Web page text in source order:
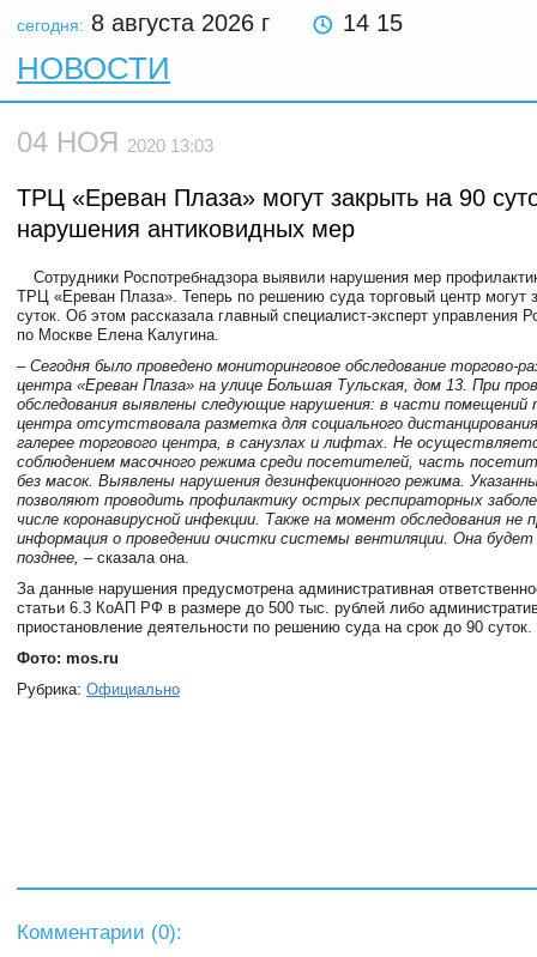
сегодня: 8 августа 2026 г 14 15
НОВОСТИ
04 НОЯ 2020 13:03
ТРЦ «Ереван Плаза» могут закрыть на 90
нарушения антиковидных мер
Сотрудники Роспотребнадзора выявили нарушения мер
ТРЦ «Ереван Плаза». Теперь по решению суда торговый центр могут
суток. Об этом рассказала главный специалист-эксперт управления
по Москве Елена Калугина.
– Сегодня было проведено мониторинговое обследование торгово-
центра «Ереван Плаза» на улице Большая Тульская, дом 13. При
обследования выявлены следующие нарушения: в части помещений
центра отсутствовала разметка для социального
галерее торгового центра, в санузлах и лифтах. Не
соблюдением масочного режима среди посетителей, часть
без масок. Выявлены нарушения дезинфекционного режима.
позволяют проводить профилактику острых респираторных
числе коронавирусной инфекции. Также на момент обследования не
информация о проведении очистки системы вентиляции. Она будет
позднее, – сказала она.
За данные нарушения предусмотрена административная
статьи 6.3 КоАП РФ в размере до 500 тыс. рублей либо
приостановление деятельности по решению суда на срок до 90 суток.
Фото: mos.ru
Рубрика: Официально
Комментарии (0):